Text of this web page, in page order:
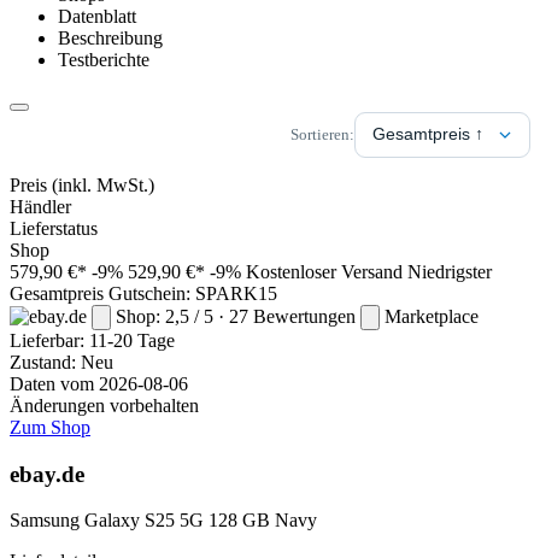
Datenblatt
Beschreibung
Testberichte
Sortieren:
Preis (inkl. MwSt.)
Händler
Lieferstatus
Shop
579,90 €* -9% 529,90 €* -9% Kostenloser Versand Niedrigster
Gesamtpreis Gutschein: SPARK15
Shop: 2,5 / 5 · 27 Bewertungen
Marketplace
Lieferbar: 11-20 Tage
Zustand: Neu
Daten vom 2026-08-06
Änderungen vorbehalten
Zum Shop
ebay.de
Samsung Galaxy S25 5G 128 GB Navy